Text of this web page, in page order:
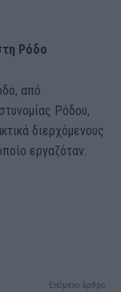
Ρόδο
από
Ρόδου,
διερχόμενους
εργαζόταν.
Επόμενο άρθρο